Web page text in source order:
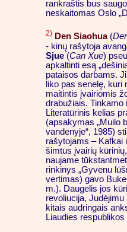
rankraštis bus
neskaitomas Oslo
2) Den Siaohua(
- kinų rašytoja
Sjue (Can Xue)
apkaltinti esą
pataisos darbams.
liko pas senelę, kuri
maitintis įvairiomis
drabužiais. Tinkamo
Literatūrinis kelias
(apsakymas „Muilo
vandenyje“, 1985)
rašytojams – Kafkai
šimtus įvairių
naujame
rinkinys „Gyvenu
vertimas) gavo
m.). Daugelis jos
revoliucija,
kitais audringais
Liaudies